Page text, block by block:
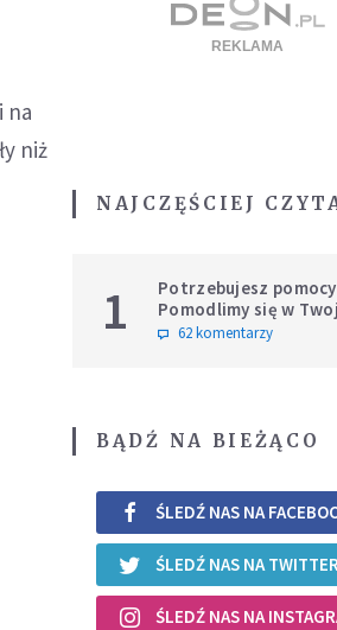
na
niż
NAJCZĘŚCIEJ
1
Potrzebujesz
Pomodlimy się w
intencji
62 komentarzy
BĄDŹ NA BIEŻĄCO
ŚLEDŹ NAS NA
ŚLEDŹ NAS NA
ŚLEDŹ NAS NA